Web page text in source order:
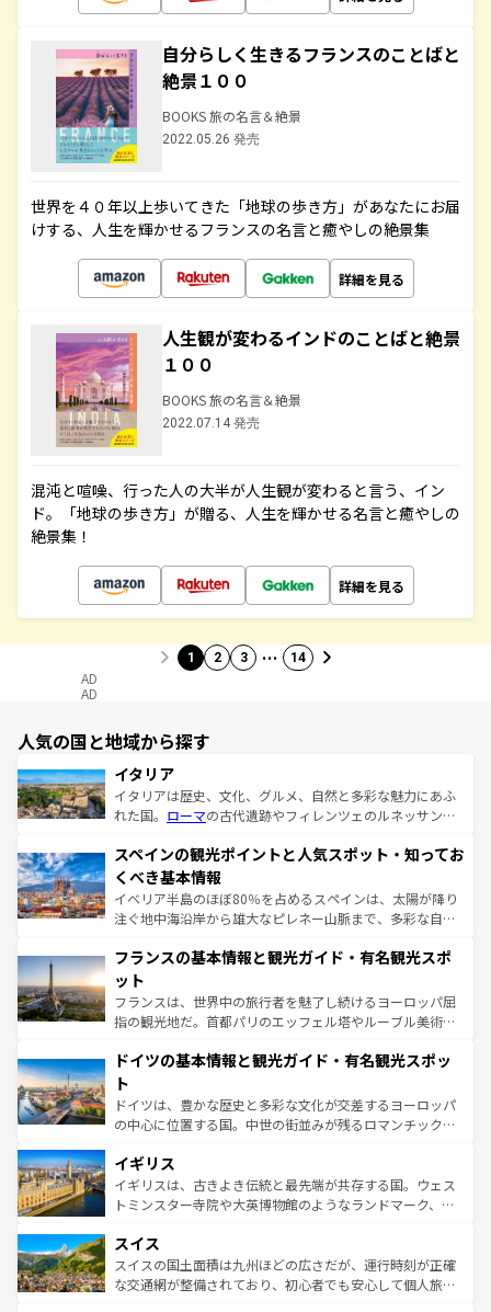
自分らしく生きるフランスのことばと
絶景１００
BOOKS 旅の名言＆絶景
2022.05.26 発売
世界を４０年以上歩いてきた「地球の歩き方」があなたにお届
けする、人生を輝かせるフランスの名言と癒やしの絶景集
詳細を見る
人生観が変わるインドのことばと絶景
１００
BOOKS 旅の名言＆絶景
2022.07.14 発売
混沌と喧噪、行った人の大半が人生観が変わると言う、イン
ド。「地球の歩き方」が贈る、人生を輝かせる名言と癒やしの
絶景集！
詳細を見る
1 2 3 … 14
AD
AD
人気の国と地域から探す
イタリア
イタリアは歴史、文化、グルメ、自然と多彩な魅力にあふ
れた国。 ローマの古代遺跡やフィレンツェのルネッサンス
ろん、トスカーナの美しい田園風景やアマルフィ海岸の絶
景など、自然景観も見逃せない。観光の合間には、本場の
ピザやパスタなど、絶品のイタリア料理を堪能することも
できる。朝目覚めてから夜眠るまで、すべての瞬間を楽し
なお、新着のイタリア情報はコンテンツ一覧を参照してほ
しい。
スペインの観光ポイントと人気スポット・知ってお
くべき基本情報
イベリア半島のほぼ80％を占めるスペインは、太陽が降り
注ぐ地中海沿岸から雄大なピレネー山脈まで、多彩な自然
文化が根付くこの国では、情熱的なフラメンコ、熱気あふ
れる闘牛、そして美味しいタパスが生活の一部となってい
る。首都マドリードの洗練された雰囲気や、バルセロナの
アートに溢れた街角から、地方では古代ローマ遺跡や中世
せる。地方によって風土や気候が異なるスペインはその個
ンテンツ一覧 を参照してほしい。
フランスの基本情報と観光ガイド・有名観光スポ
ット
フランスは、世界中の旅行者を魅了し続けるヨーロッパ屈
指の観光地だ。首都パリのエッフェル塔やルーブル美術館
で、幅広い魅力が詰まっている。華麗な宮殿、歴史的な大
聖堂、美しいビーチ、そして豊かな自然が、訪れる者を心
から魅了する。また、フランスは美食の国としても知ら
れ、フランス料理はユネスコ無形文化遺産にも登録されて
香り高いラベンダー畑など、多彩な楽しみ方が可能だ。さ
らに、パリ以外の地域にも魅力が溢れており、どの街角に
も豊かな歴史と文化が息づいている。パリ以外の個性あふ
を参照してほしい。
ドイツの基本情報と観光ガイド・有名観光スポッ
ト
ドイツは、豊かな歴史と多彩な文化が交差するヨーロッパ
の中心に位置する国。中世の街並みが残るロマンチック街
顔を持つこの国は、どこを歩いても飽きることがない。ベ
ルリンの文化的活気、バイエルン州のアルプスの絶景、そ
してライン川沿いのワイン畑といった風景は必見。ビール
は、お酒好きな人にはぜひ体験してほしい。 なお、新着の
ドイツ情報はコンテンツ一覧を参照してほしい。
イギリス
イギリスは、古きよき伝統と最先端が共存する国。ウェス
トミンスター寺院や大英博物館のようなランドマーク、歴
リアごとに異なる魅力がある。また、優雅なアフタヌーン
ティー、ビール好きにはたまらない英国パブ、サッカー観
戦など、本場だからこそできる体験も豊富。イギリスを旅
スイス
スイスの国土面積は九州ほどの広さだが、運行時刻が正確
な交通網が整備されており、初心者でも安心して個人旅行